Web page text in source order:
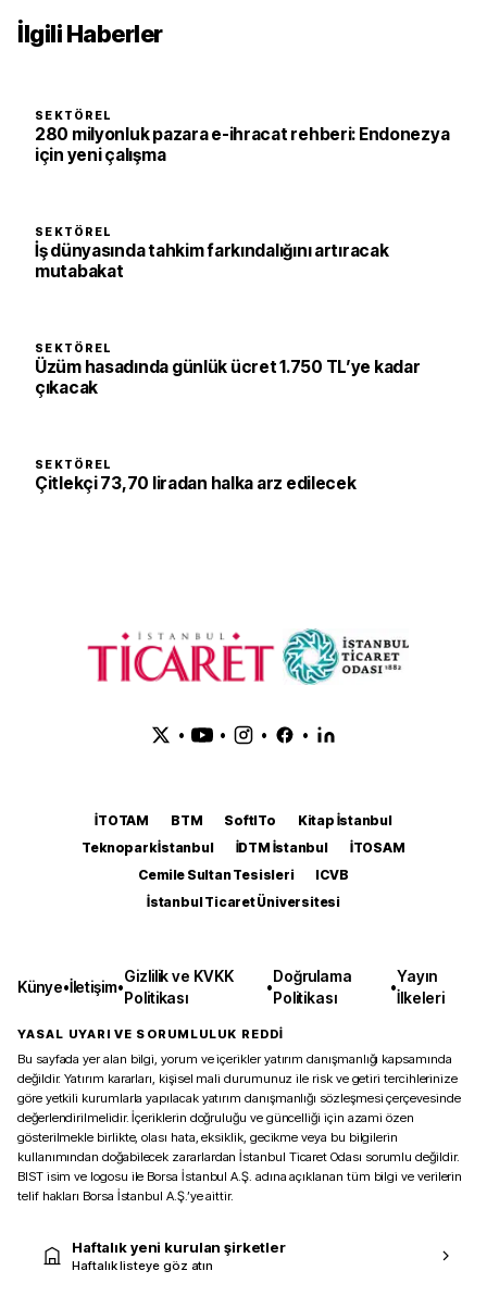
İlgili Haberler
SEKTÖREL
280 milyonluk pazara e-ihracat rehberi: Endonezya
için yeni çalışma
SEKTÖREL
İş dünyasında tahkim farkındalığını artıracak
mutabakat
SEKTÖREL
Üzüm hasadında günlük ücret 1.750 TL’ye kadar
çıkacak
SEKTÖREL
Çitlekçi 73,70 liradan halka arz edilecek
• • • •
İTOTAM BTM SoftITo
Kitap İstanbul
Teknopark İstanbul
İDTM İstanbul
İTOSAM
Cemile Sultan Tesisleri
ICVB
İstanbul Ticaret Üniversitesi
Künye•İletişim•
Gizlilik ve KVKK
Politikası
•
Doğrulama
Politikası
•
Yayın
İlkeleri
YASAL UYARI VE SORUMLULUK REDDİ
Bu sayfada yer alan bilgi, yorum ve içerikler yatırım danışmanlığı kapsamında
değildir. Yatırım kararları, kişisel mali durumunuz ile risk ve getiri tercihlerinize
göre yetkili kurumlarla yapılacak yatırım danışmanlığı sözleşmesi çerçevesinde
değerlendirilmelidir. İçeriklerin doğruluğu ve güncelliği için azami özen
gösterilmekle birlikte, olası hata, eksiklik, gecikme veya bu bilgilerin
kullanımından doğabilecek zararlardan İstanbul Ticaret Odası sorumlu değildir.
BIST isim ve logosu ile Borsa İstanbul A.Ş. adına açıklanan tüm bilgi ve verilerin
telif hakları Borsa İstanbul A.Ş.’ye aittir.
Haftalık yeni kurulan şirketler
Haftalık listeye göz atın